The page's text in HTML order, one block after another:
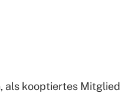
als kooptiertes Mitglied